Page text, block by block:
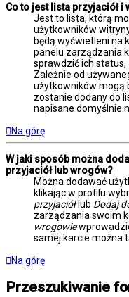
Co to jest lista przyjaciół i
Jest to lista, którą
użytkowników
będą wyświetleni na
panelu zarządzania
sprawdzić ich status,
Zależnie od
użytkowników mogą
zostanie dodany do
napisane domyślnie
Na górę
W jaki sposób można
przyjaciół lub wrogów?
Można dodawać
klikając w profilu
przyjaciółlub Dodaj
zarządzania swoim
wrogowie
samej karcie można
Na górę
Przeszukiwanie